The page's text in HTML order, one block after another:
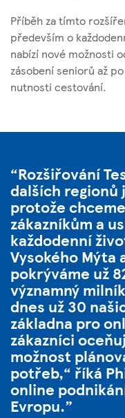
Příběh za tímto
především o
nabízí nové možnosti
zásobení seniorů až
nutnosti cestování.
Rozšiřování
dalších regionů
protože
zákazníkům a
každodenní
Vysokého Mýta
pokrýváme už
významný
dnes už 30
základna pro
zákazníci
možnost
potřeb,“ říká
online
Evropu.